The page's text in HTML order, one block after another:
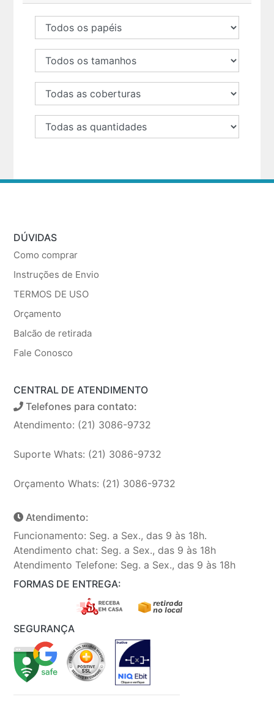
DÚVIDAS
Como comprar
Instruções de Envio
TERMOS DE USO
Orçamento
Balcão de retirada
Fale Conosco
CENTRAL DE ATENDIMENTO
Telefones para contato:
Atendimento: (21) 3086-9732
Suporte Whats: (21) 3086-9732
Orçamento Whats: (21) 3086-9732
Atendimento:
Funcionamento: Seg. a Sex., das 9 às 18h.
Atendimento chat: Seg. a Sex., das 9 às 18h
Atendimento Telefone: Seg. a Sex., das 9 às 18h
FORMAS DE ENTREGA:
SEGURANÇA